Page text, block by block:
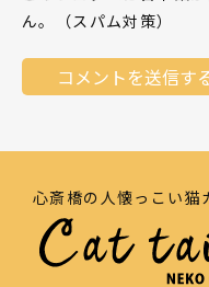
ん。（スパム対策）
心斎橋の人懐っこい猫